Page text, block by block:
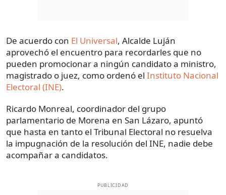
De acuerdo con El Universal, Alcalde Luján
aprovechó el encuentro para recordarles que no
pueden promocionar a ningún candidato a ministro,
magistrado o juez, como ordenó el Instituto Nacional
Electoral (INE).
Ricardo Monreal, coordinador del grupo
parlamentario de Morena en San Lázaro, apuntó
que hasta en tanto el Tribunal Electoral no resuelva
la impugnación de la resolución del INE, nadie debe
acompañar a candidatos.
PUBLICIDAD